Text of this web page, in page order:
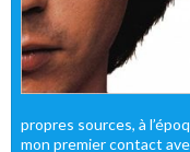
propres sources, à
mon premier contact